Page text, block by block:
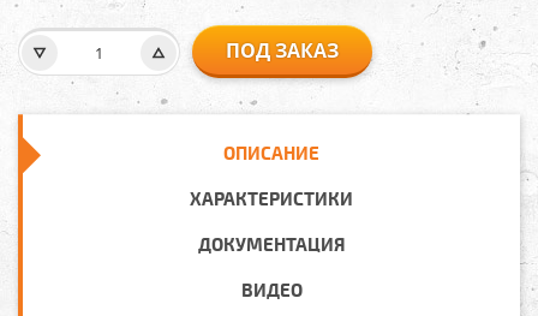
ПОД ЗАКАЗ
ОПИСАНИЕ
ХАРАКТЕРИСТИКИ
ДОКУМЕНТАЦИЯ
ВИДЕО